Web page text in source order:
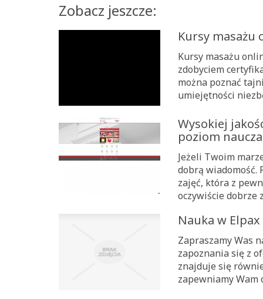
Zobacz jeszcze:
Kursy masażu
Kursy masażu
zdobyciem
można poznać
umiejętności
Wysokiej
poziom
Jeżeli Twoim
dobrą wiadomość.
zajęć, która z
oczywiście dobrze
Nauka w Elpax
Zapraszamy Was
zapoznania się z
znajduje się
zapewniamy Wam